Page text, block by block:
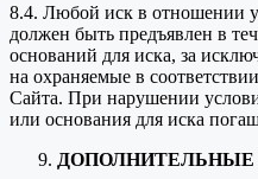
8.4. Любой иск в отношении
должен быть предъявлен в
оснований для иска, за
на охраняемые в
Сайта. При нарушении
или основания для иска